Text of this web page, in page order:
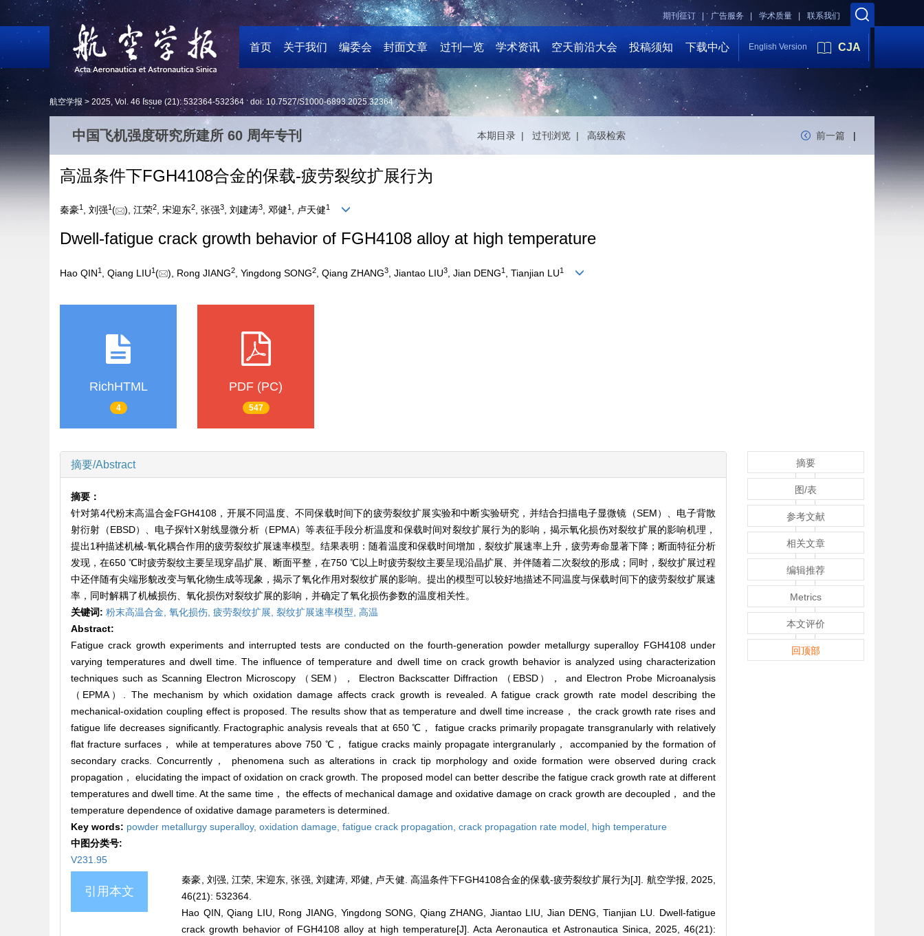
联系我们
学术质量 |
广告服务 |
期刊征订 |
首页 关于我们 编委会 封面文章 过刊一览 学术资讯 空天前沿大会 投稿须知 下载中心 English Version CJA
航空学报 > 2025, Vol. 46 Issue (21): 532364-532364 doi: 10.7527/S1000-6893.2025.32364
中国飞机强度研究所建所 60 周年专刊 本期目录 | 过刊浏览 | 高级检索 前一篇 |
高温条件下FGH4108合金的保载-疲劳裂纹扩展行为
秦豪1 , 刘强1( ), 江荣2, 宋迎东2, 张强3, 刘建涛3, 邓健1 , 卢天健1
Dwell-fatigue crack growth behavior of FGH4108 alloy at high temperature
Hao QIN1 , Qiang LIU1( ), Rong JIANG2 , Yingdong SONG2 , Qiang ZHANG3 , Jiantao LIU3 , Jian DENG1 , Tianjian LU1
RichHTML
4
PDF (PC)
547
摘要/Abstract
摘要：
针对第4代粉末高温合金FGH4108，开展不同温度、不同保载时间下的疲劳裂纹扩展实验和中断实验研究，并结合扫描电子显微镜（SEM）、电子背散
射衍射（EBSD）、电子探针X射线显微分析（EPMA）等表征手段分析温度和保载时间对裂纹扩展行为的影响，揭示氧化损伤对裂纹扩展的影响机理，
提出1种描述机械-氧化耦合作用的疲劳裂纹扩展速率模型。结果表明：随着温度和保载时间增加，裂纹扩展速率上升，疲劳寿命显著下降；断面特征分析
发现，在650 ℃时疲劳裂纹主要呈现穿晶扩展、断面平整，在750 ℃以上时疲劳裂纹主要呈现沿晶扩展、并伴随着二次裂纹的形成；同时，裂纹扩展过程
中还伴随有尖端形貌改变与氧化物生成等现象，揭示了氧化作用对裂纹扩展的影响。提出的模型可以较好地描述不同温度与保载时间下的疲劳裂纹扩展速
率，同时解耦了机械损伤、氧化损伤对裂纹扩展的影响，并确定了氧化损伤参数的温度相关性。
关键词: 粉末高温合金, 氧化损伤, 疲劳裂纹扩展, 裂纹扩展速率模型, 高温
Abstract:
Fatigue crack growth experiments and interrupted tests are conducted on the fourth-generation powder metallurgy superalloy FGH4108 under
varying temperatures and dwell time. The influence of temperature and dwell time on crack growth behavior is analyzed using characterization
techniques such as Scanning Electron Microscopy （SEM）， Electron Backscatter Diffraction （EBSD）， and Electron Probe Microanalysis
（EPMA）. The mechanism by which oxidation damage affects crack growth is revealed. A fatigue crack growth rate model describing the
mechanical-oxidation coupling effect is proposed. The results show that as temperature and dwell time increase， the crack growth rate rises and
fatigue life decreases significantly. Fractographic analysis reveals that at 650 ℃， fatigue cracks primarily propagate transgranularly with relatively
flat fracture surfaces， while at temperatures above 750 ℃， fatigue cracks mainly propagate intergranularly， accompanied by the formation of
secondary cracks. Concurrently， phenomena such as alterations in crack tip morphology and oxide formation were observed during crack
propagation， elucidating the impact of oxidation on crack growth. The proposed model can better describe the fatigue crack growth rate at different
temperatures and dwell time. At the same time， the effects of mechanical damage and oxidative damage on crack growth are decoupled， and the
temperature dependence of oxidative damage parameters is determined.
Key words: powder metallurgy superalloy, oxidation damage, fatigue crack propagation, crack propagation rate model, high temperature
中图分类号:
V231.95
引用本文
秦豪, 刘强, 江荣, 宋迎东, 张强, 刘建涛, 邓健, 卢天健. 高温条件下FGH4108合金的保载-疲劳裂纹扩展行为[J]. 航空学报, 2025,
46(21): 532364.
Hao QIN, Qiang LIU, Rong JIANG, Yingdong SONG, Qiang ZHANG, Jiantao LIU, Jian DENG, Tianjian LU. Dwell-fatigue
crack growth behavior of FGH4108 alloy at high temperature[J]. Acta Aeronautica et Astronautica Sinica, 2025, 46(21):
摘要
图/表
参考文献
相关文章
编辑推荐
Metrics
本文评价
回顶部